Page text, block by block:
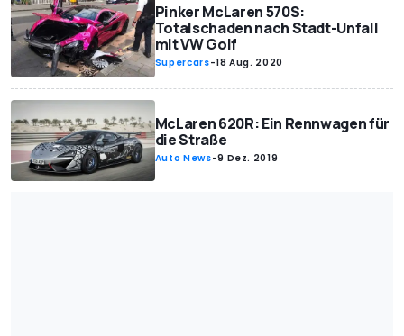
Pinker McLaren 570S:
Totalschaden nach Stadt-Unfall
mit VW Golf
Supercars-18 Aug. 2020
McLaren 620R: Ein Rennwagen für
die Straße
Auto News-9 Dez. 2019